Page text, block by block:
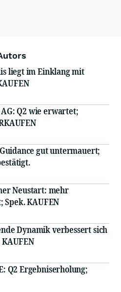
liegt im Einklang mit
Q2 wie erwartet;
Guidance gut untermauert;
Neustart: mehr
KAUFEN
Dynamik verbessert sich
Q2 Ergebniserholung;